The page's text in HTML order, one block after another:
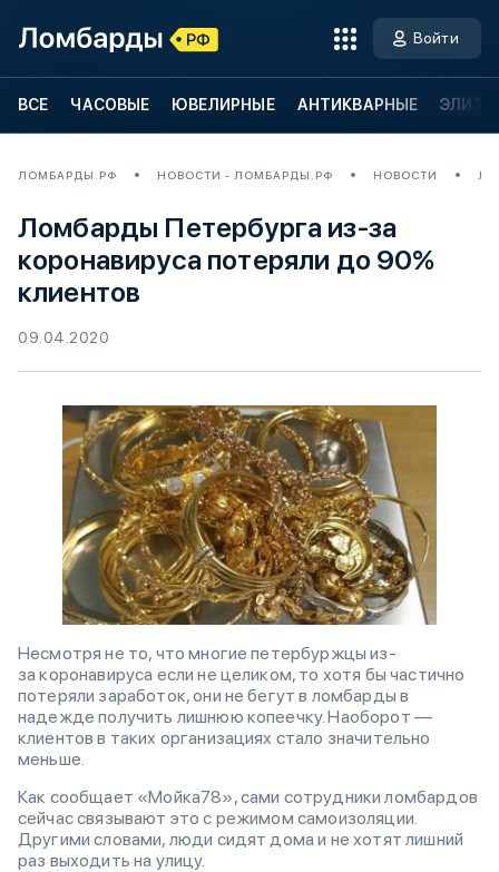
Войти
ВСЕ ЧАСОВЫЕ ЮВЕЛИРНЫЕ АНТИКВАРНЫЕ
ЛОМБАРДЫ.РФ НОВОСТИ - ЛОМБАРДЫ.РФ НОВОСТИ
Ломбарды Петербурга из-за
коронавируса потеряли до 90%
клиентов
09.04.2020
Несмотря не то, что многие петербуржцы из-
за коронавируса если не целиком, то хотя бы частично
потеряли заработок, они не бегут в ломбарды в
надежде получить лишнюю копеечку. Наоборот —
клиентов в таких организациях стало значительно
меньше.
Как сообщает «Мойка78», сами сотрудники ломбардов
сейчас связывают это с режимом самоизоляции.
Другими словами, люди сидят дома и не хотят лишний
раз выходить на улицу.